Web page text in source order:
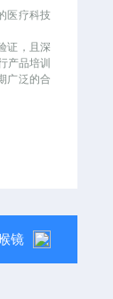
医疗科技
，且深
产品培训
广泛的合
镜